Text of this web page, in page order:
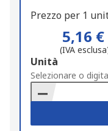
Prezzo per 1
5,16 €
(IVA
Add
to
Basket
Unità
Selezionare o